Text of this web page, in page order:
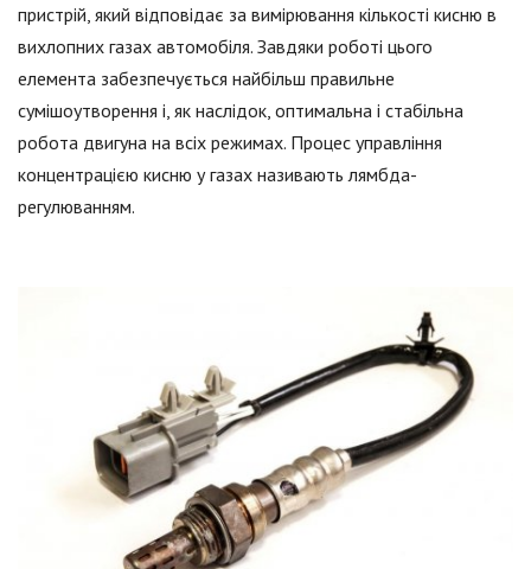
пристрій, який відповідає за вимірювання кількості кисню в
вихлопних газах автомобіля. Завдяки роботі цього
елемента забезпечується найбільш правильне
сумішоутворення і, як наслідок, оптимальна і стабільна
робота двигуна на всіх режимах. Процес управління
концентрацією кисню у газах називають лямбда-
регулюванням.